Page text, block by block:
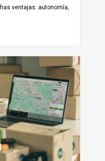
ventajas: autonomía,